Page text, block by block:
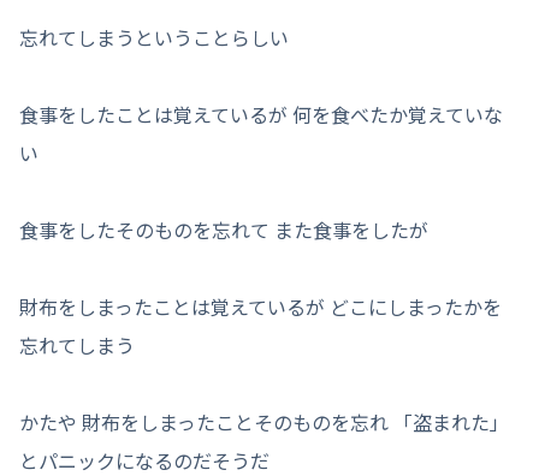
忘れてしまうということらしい
食事をしたことは覚えているが 何を食べたか覚えていな
い
食事をしたそのものを忘れて また食事をしたが
財布をしまったことは覚えているが どこにしまったかを
忘れてしまう
かたや 財布をしまったことそのものを忘れ 「盗まれた」
とパニックになるのだそうだ